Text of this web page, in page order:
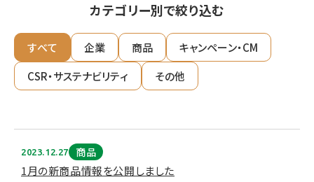
カテゴリー別で絞り込む
すべて 企業 商品
キャンペーン・CM
CSR・サステナビリティ
その他
2023.12.27 商品
1月の新商品情報を公開しました